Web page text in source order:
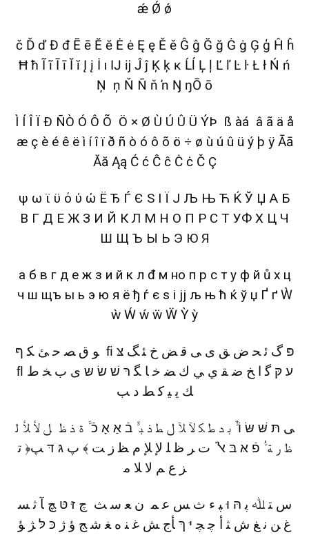
ǽ Ǿ ǿ
č Ď ď Đ đ Ē ē Ĕ ĕ Ė ė Ę ę Ě ě Ĝ ĝ Ğ ğ Ġ ġ Ģ ģ Ĥ ĥ
Ħ ħ Ĩ ĩ Ī ī Ĭ ĭ Į į İ ı Ĳ ĳ Ĵ ĵ Ķ ķ ĸ Ĺĺ Ļ ļ Ľ ľ Ŀ ŀ Ł ł Ń ń
Ņ ņ Ň Ñ ň ŉ Ŋ ŋŌ ō
Ì Í Î Ï Ð ÑÒ Ó Ô Õ Ö × Ø Ù Ú Û Ü ÝÞ ß àá â ã ä å
æ ç è é ê ë ì í î ï ð ñ ò ó ô õ ö ÷ ø ù ú û ü ý þ ÿ Āā
Ăă Ąą Ć ć Ĉ ĉ Ċ ċ Č Ç
ψ ω ϊ ϋ ό ύ ώ Ё Ђ Ѓ Є Ѕ І Ї Ј Љ Њ Ћ Ќ Ў Џ А Б
В Г Д Е Ж З И Й К Л М Н О П Р С Т УФ Х Ц Ч
Ш Щ Ъ Ы Ь Э Ю Я
а б в г д е ж з и й к л đ м но п р с т у ф й ů х ц
ч ш щъ ы ь э ю я ё ђ ѓ є ѕ і јј љ њ ћ ќ ў џ Ґ ґ Ẁ
ẁ Ẃ ẃ ẅ Ẅ Ỳ ỳ
ﻮ ﻕ ﺼ ﺣ ﺊ ﮑ ףּ ﬁ פּ ﮒ ﺋ ﺤ ﺽ ﻖ ﻯ ﻰ ﻗ ﺾ ﺥ ﺌ ﮓ צּ
ﬂ ﬠ קּ ﮔ ﺍ ﺦ ﺿ ﻘ ﻱ ﻲ ﻙ ﻀ ﺧ ﺎ ﮕ רּ שׁ שׂ שּ ﯼ ﺏ ﺨ ﻁ
ﻚ ﻳ ﻴ ﻛ ﻂ ﺩ ﺐ
ﯽ תּ שּׁ שּׂ וֹ ﱞ ﺑ ﺪ ﻃ ﻜ ﻵ ﻶ ﻝ ﻄ ﺫ ﺒ ﱟ בֿ אַ אָ כֿ ﱠ ﺓ ﺬ ﻅ ﻞ ﻷ ﻸ ﻟ
ﻆ ﺭ ﺔ ﱡ פֿ אּ בּ ﭏ ﱢ ﺕ ﺮ ﻇ ﻠ ﻹ ﻺ ﻡ ﻈ ﺯ ﺖ ﴾ ﭖ גּ דּ ﭗ﴿ ﺗ
ﺰ ﻉ ﻢ ﻻ ﻼ ﻣ
ﺱ ﺘ ﷲ ﭘ הּ וּ ﭙ ﺀ ﺙ ﺲ ﻋ ﻤ ﻥ ﻌ ﺳ ﺚ ﭺ זּ טּ ﭻ ﺂ ﺛ ﺴ
ﻍ ﻦ ﻧ ﻎ ﺵ ﺜ ﺃ ﭼ ﭽ יּ ךּ ﺄﺝ ﺶ ﻏ ﻨ ﻩ ﻐ ﺷ ﺞ ﺅ ﮊ כּ לּ ﮋ ﺆ